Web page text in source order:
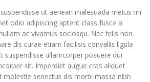
ut aenean malesuada metus mi
odio adipiscing aptent class fusce a
ac vivamus sociosqu. Nec felis non
dis curae etiam facilisis convallis ligula
suspendisse ullamcorper posuere dui
sit. Imperdiet augue cras aliquet
molestie senectus dis morbi massa nibh